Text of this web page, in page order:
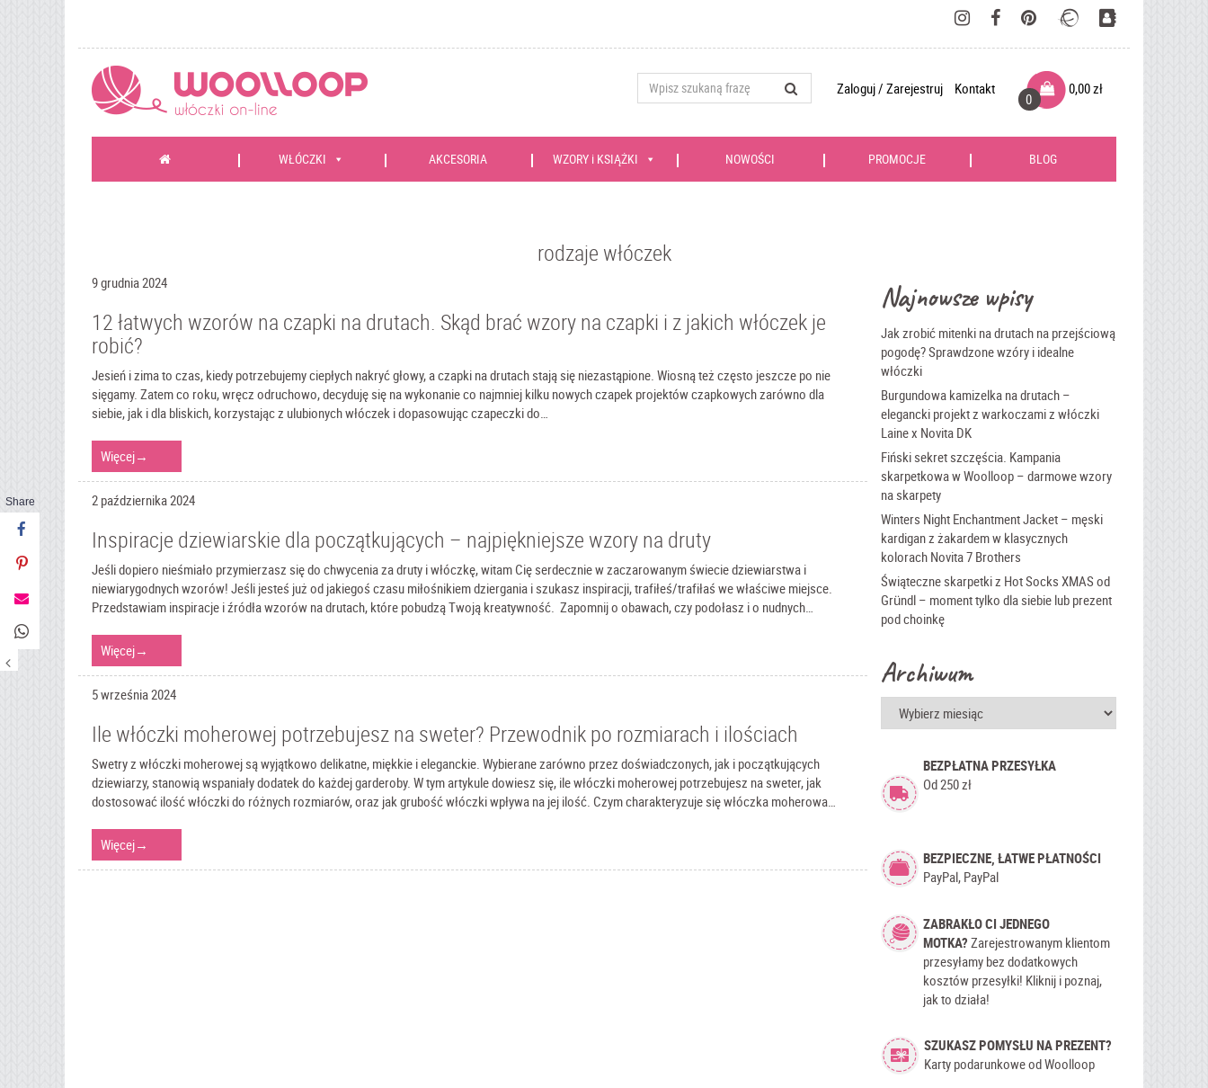
Zaloguj / Zarejestruj Kontakt
0
0,00zł
WŁÓCZKI AKCESORIA WZORY i KSIĄŻKI NOWOŚCI PROMOCJE BLOG
rodzaje włóczek
9 grudnia 2024
12 łatwych wzorów na czapki na drutach. Skąd brać wzory na czapki i z jakich włóczek je
robić?
Jesień i zima to czas, kiedy potrzebujemy ciepłych nakryć głowy, a czapki na drutach stają się niezastąpione. Wiosną też często jeszcze po nie
sięgamy. Zatem co roku, wręcz odruchowo, decyduję się na wykonanie co najmniej kilku nowych czapek projektów czapkowych zarówno dla
siebie, jak i dla bliskich, korzystając z ulubionych włóczek i dopasowując czapeczki do…
Więcej→
2 października 2024
Inspiracje dziewiarskie dla początkujących – najpiękniejsze wzory na druty
Jeśli dopiero nieśmiało przymierzasz się do chwycenia za druty i włóczkę, witam Cię serdecznie w zaczarowanym świecie dziewiarstwa i
niewiarygodnych wzorów! Jeśli jesteś już od jakiegoś czasu miłośnikiem dziergania i szukasz inspiracji, trafiłeś/trafiłaś we właściwe miejsce.
Przedstawiam inspiracje i źródła wzorów na drutach, które pobudzą Twoją kreatywność. Zapomnij o obawach, czy podołasz i o nudnych…
Więcej→
5 września 2024
Ile włóczki moherowej potrzebujesz na sweter? Przewodnik po rozmiarach i ilościach
Swetry z włóczki moherowej są wyjątkowo delikatne, miękkie i eleganckie. Wybierane zarówno przez doświadczonych, jak i początkujących
dziewiarzy, stanowią wspaniały dodatek do każdej garderoby. W tym artykule dowiesz się, ile włóczki moherowej potrzebujesz na sweter, jak
dostosować ilość włóczki do różnych rozmiarów, oraz jak grubość włóczki wpływa na jej ilość. Czym charakteryzuje się włóczka moherowa…
Więcej→
Najnowsze wpisy
Jak zrobić mitenki na drutach na przejściową
pogodę? Sprawdzone wzóry i idealne
włóczki
Burgundowa kamizelka na drutach –
elegancki projekt z warkoczami z włóczki
Laine x Novita DK
Fiński sekret szczęścia. Kampania
skarpetkowa w Woolloop – darmowe wzory
na skarpety
Winters Night Enchantment Jacket – męski
kardigan z żakardem w klasycznych
kolorach Novita 7 Brothers
Świąteczne skarpetki z Hot Socks XMAS od
Gründl – moment tylko dla siebie lub prezent
pod choinkę
Archiwum
Archiwum
BEZPŁATNA PRZESYŁKA
Od 250 zł
BEZPIECZNE, ŁATWE PŁATNOŚCI
PayPal, PayPal
ZABRAKŁO CI JEDNEGO
MOTKA? Zarejestrowanym klientom
przesyłamy bez dodatkowych
kosztów przesyłki! Kliknij i poznaj,
jak to działa!
SZUKASZ POMYSŁU NA PREZENT?
Karty podarunkowe od Woolloop
Share